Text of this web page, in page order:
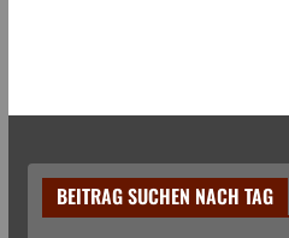
BEITRAG SUCHEN NACH TAG